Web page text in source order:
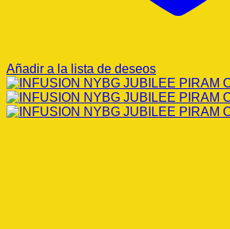
Añadir a la lista de deseos